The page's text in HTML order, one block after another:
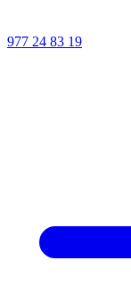
977 24 83 19